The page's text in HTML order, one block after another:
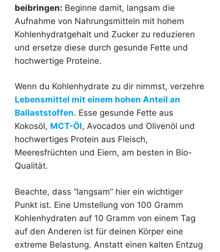
beibringen: Beginne damit, langsam die
Aufnahme von Nahrungsmitteln mit hohem
Kohlenhydratgehalt und Zucker zu reduzieren
und ersetze diese durch gesunde Fette und
hochwertige Proteine.
Wenn du Kohlenhydrate zu dir nimmst, verzehre
Lebensmittel mit einem hohen Anteil an
Ballaststoffen. Esse gesunde Fette aus
Kokosöl, MCT-Öl, Avocados und Olivenöl und
hochwertiges Protein aus Fleisch,
Meeresfrüchten und Eiern, am besten in Bio-
Qualität.
Beachte, dass “langsam” hier ein wichtiger
Punkt ist. Eine Umstellung von 100 Gramm
Kohlenhydraten auf 10 Gramm von einem Tag
auf den Anderen ist für deinen Körper eine
extreme Belastung. Anstatt einen kalten Entzug